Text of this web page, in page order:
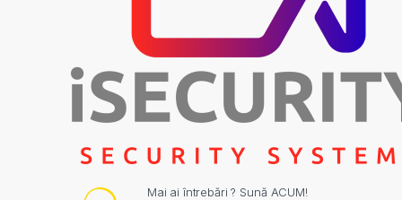
Mai ai întrebări ? Sună ACUM!